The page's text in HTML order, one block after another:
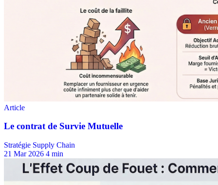
Stratégie Supply Chain
21 Mar 2026 4 min